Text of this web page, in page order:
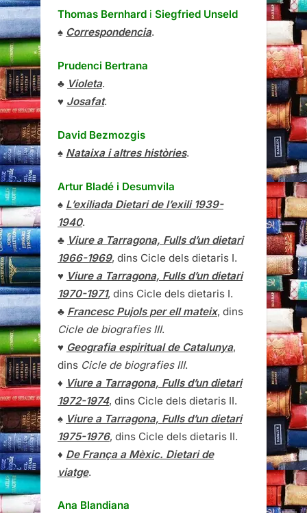
Thomas Bernhard i Siegfried Unseld
♠ Correspondencia.
Prudenci Bertrana
♣ Violeta.
♥ Josafat.
David Bezmozgis
♠ Nataixa i altres històries.
Artur Bladé i Desumvila
♠ L’exiliada Dietari de l’exili 1939-
1940.
♣ Viure a Tarragona, Fulls d’un dietari
1966-1969, dins Cicle dels dietaris I.
♥ Viure a Tarragona, Fulls d’un dietari
1970-1971, dins Cicle dels dietaris I.
♣ Francesc Pujols per ell mateix, dins
Cicle de biografies III.
♥ Geografia espiritual de Catalunya,
dins Cicle de biografies III.
♦ Viure a Tarragona, Fulls d’un dietari
1972-1974, dins Cicle dels dietaris II.
♠ Viure a Tarragona, Fulls d’un dietari
1975-1976, dins Cicle dels dietaris II.
♦ De França a Mèxic. Dietari de
viatge.
Ana Blandiana